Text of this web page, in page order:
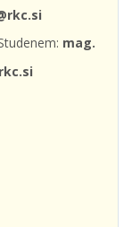
mag.